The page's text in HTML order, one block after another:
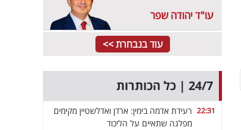
עו"ד יהודה שפר
עוד בנבחרת >>
24/7 | כל הכותרות
22:31 רעידת אדמה בימין: ארדן ואדלשטיין מקימים
מפלגה שתאיים על הליכוד